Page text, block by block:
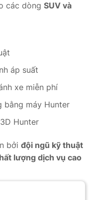
các dòng SUV và
áp suất
xe miễn phí
bằng máy Hunter
Hunter
bởi đội ngũ kỹ thuật
lượng dịch vụ cao